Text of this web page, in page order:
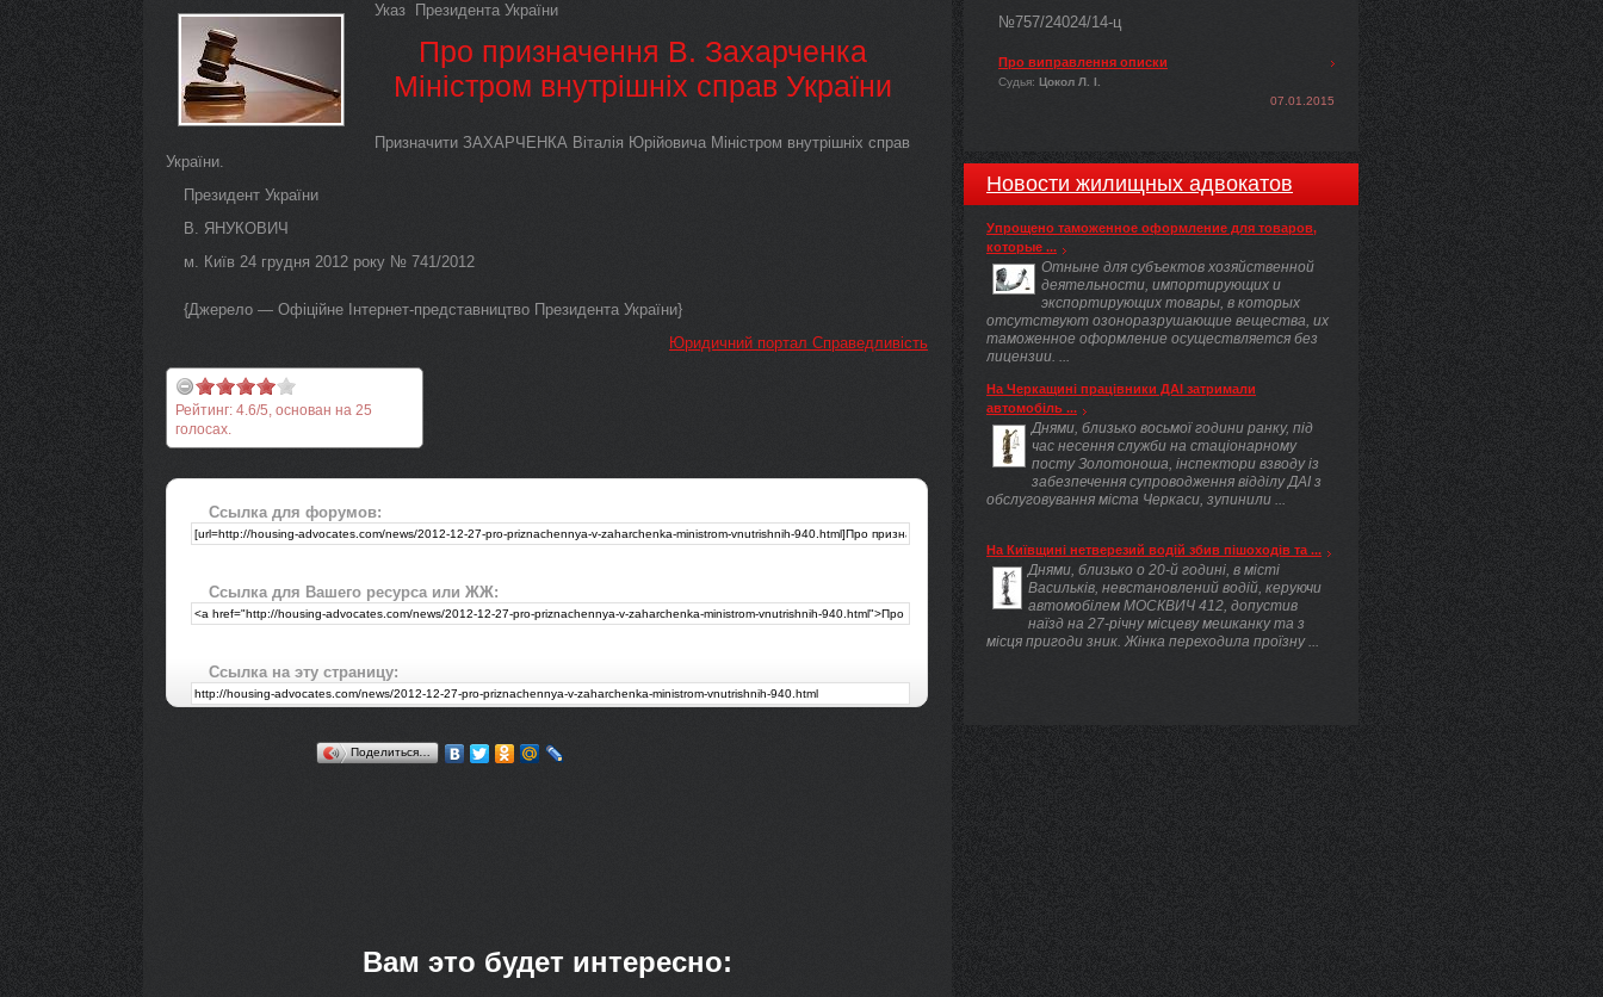
Указ Президента України
Про призначення В. Захарченка
Міністром внутрішніх справ України
Призначити ЗАХАРЧЕНКА Віталія Юрійовича Міністром внутрішніх справ
України.
Президент України
В. ЯНУКОВИЧ
м. Київ 24 грудня 2012 року № 741/2012
{Джерело — Офіційне Інтернет-представництво Президента України}
Юридичний портал Справедливість
Рейтинг: 4.6/5, основан на 25
голосах.
Ссылка для форумов:
Ссылка для Вашего ресурса или ЖЖ:
Ссылка на эту страницу:
Поделиться…
Вам это будет интересно:
№757/24024/14-ц
Про виправлення описки
Судья: Цокол Л. І.
07.01.2015
Новости жилищных адвокатов
Упрощено таможенное оформление для товаров,
которые ...
Отныне для субъектов хозяйственной
деятельности, импортирующих и
экспортирующих товары, в которых
отсутствуют озоноразрушающие вещества, их
таможенное оформление осуществляется без
лицензии. ...
На Черкащині працівники ДАІ затримали
автомобіль ...
Днями, близько восьмої години ранку, під
час несення служби на стаціонарному
посту Золотоноша, інспектори взводу із
забезпечення супроводження відділу ДАІ з
обслуговування міста Черкаси, зупинили ...
На Київщині нетверезий водій збив пішоходів та ...
Днями, близько о 20-й годині, в місті
Васильків, невстановлений водій, керуючи
автомобілем МОСКВИЧ 412, допустив
наїзд на 27-річну місцеву мешканку та з
місця пригоди зник. Жінка переходила проїзну ...